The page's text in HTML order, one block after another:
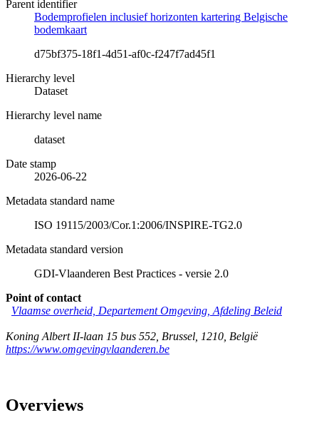
Parent identifier
Bodemprofielen inclusief horizonten kartering Belgische
bodemkaart
d75bf375-18f1-4d51-af0c-f247f7ad45f1
Hierarchy level
Dataset
Hierarchy level name
dataset
Date stamp
2026-06-22
Metadata standard name
ISO 19115/2003/Cor.1:2006/INSPIRE-TG2.0
Metadata standard version
GDI-Vlaanderen Best Practices - versie 2.0
Point of contact
Vlaamse overheid, Departement Omgeving, Afdeling Beleid
Koning Albert II-laan 15 bus 552 Brussel 1210 België
https://www.omgevingvlaanderen.be
Overviews